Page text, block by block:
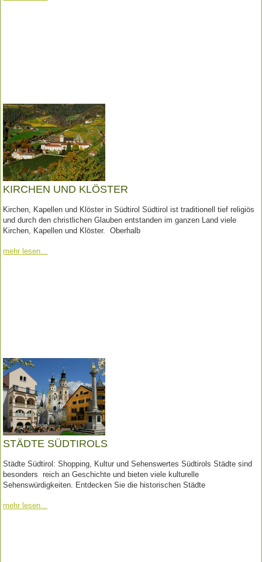
KIRCHEN UND KLÖSTER
Kirchen, Kapellen und Klöster in Südtirol Südtirol ist traditionell tief religiös
und durch den christlichen Glauben entstanden im ganzen Land viele
Kirchen, Kapellen und Klöster. Oberhalb
mehr lesen
STÄDTE SÜDTIROLS
Städte Südtirol: Shopping, Kultur und Sehenswertes Südtirols Städte sind
besonders reich an Geschichte und bieten viele kulturelle
Sehenswürdigkeiten. Entdecken Sie die historischen Städte
mehr lesen